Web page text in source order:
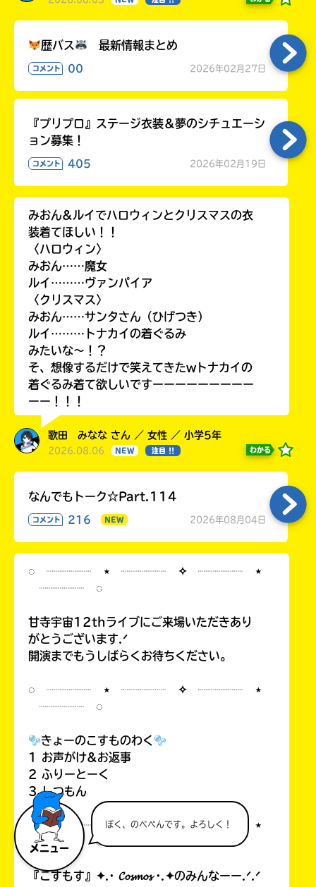
メニュー
ぼく、のべぺんです。よろしく！
歴バス 最新情報まとめ
コメント 00 2026年02月27日
『プリプロ』ステージ衣装＆夢のシチュエーシ
ョン募集！
コメント 405 2026年02月19日
みおん&ルイでハロウィンとクリスマスの衣
装着てほしい！！
〈ハロウィン〉
みおん……魔女
ルイ………ヴァンパイア
〈クリスマス〉
みおん……サンタさん（ひげつき）
ルイ………トナカイの着ぐるみ
みたいな〜！？
そ、想像するだけで笑えてきたwトナカイの
着ぐるみ着て欲しいですーーーーーーーーー
ーー！！！
歌田 みなな さん ／ 女性 ／ 小学5年
2026.08.06 NEW 注目 !! わかる
なんでもトーク☆Part.114
コメント 216 NEW 2026年08月04日
◌ ┈┈┈┈ ⋆ ┈┈┈┈ ✧ ┈┈┈┈ ⋆
┈┈┈┈ ◌
甘寺宇宙12thライブにご来場いただきあり
がとうございます.ᐟ
開演までもうしばらくお待ちください。
◌ ┈┈┈┈ ⋆ ┈┈┈┈ ✧ ┈┈┈┈ ⋆
┈┈┈┈ ◌
きょーのこすものわく
1 お声がけ&お返事
2 ふりーとーく
3 しつもん
◌ ┈┈┈┈ ⋆ ┈┈┈┈ ✧ ┈┈┈┈ ⋆
┈┈┈┈ ◌
『こすもす』✦.· 𝓒𝓸𝓼𝓶𝓸𝓼 ·.✦のみんなーー.ᐟ.ᐟ